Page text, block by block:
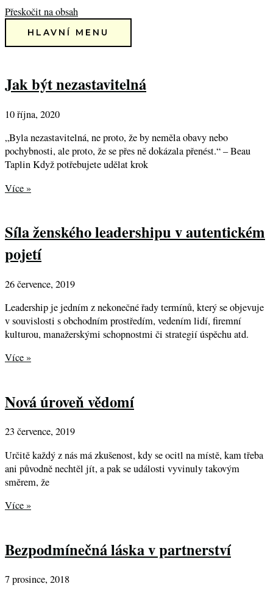
Přeskočit na obsah
HLAVNÍ MENU
Jak být nezastavitelná
10 října, 2020
„Byla nezastavitelná, ne proto, že by neměla obavy nebo
pochybnosti, ale proto, že se přes ně dokázala přenést.“ – Beau
Taplin Když potřebujete udělat krok
Více »
Síla ženského leadershipu v autentickém
pojetí
26 července, 2019
Leadership je jedním z nekonečné řady termínů, který se objevuje
v souvislosti s obchodním prostředím, vedením lidí, firemní
kulturou, manažerskými schopnostmi či strategií úspěchu atd.
Více »
Nová úroveň vědomí
23 července, 2019
Určitě každý z nás má zkušenost, kdy se ocitl na místě, kam třeba
ani původně nechtěl jít, a pak se události vyvinuly takovým
směrem, že
Více »
Bezpodmínečná láska v partnerství
7 prosince, 2018